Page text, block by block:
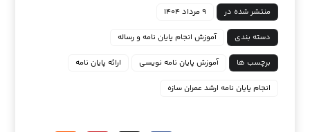
منتشر شده در ۹ مرداد ۱۴۰۴
دسته بندی آموزش انجام پایان نامه و رساله
برچسب ها آموزش پایان نامه نویسی ارائه پایان نامه
انجام پایان نامه ارشد عمران سازه